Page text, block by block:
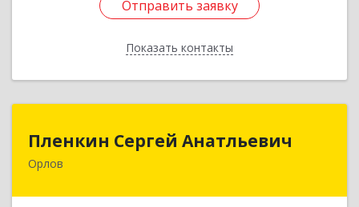
Отправить заявку
Показать контакты
Отправить заявку
Назад
Пленкин Сергей Анатльевич
Орлов
Пленкин Сергей Анатльевич